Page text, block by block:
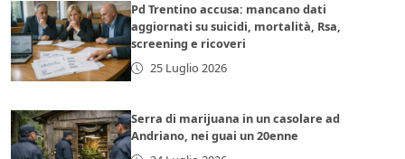
Pd Trentino accusa: mancano dati
aggiornati su suicidi, mortalità, Rsa,
screening e ricoveri
25 Luglio 2026
Serra di marijuana in un casolare ad
Andriano, nei guai un 20enne